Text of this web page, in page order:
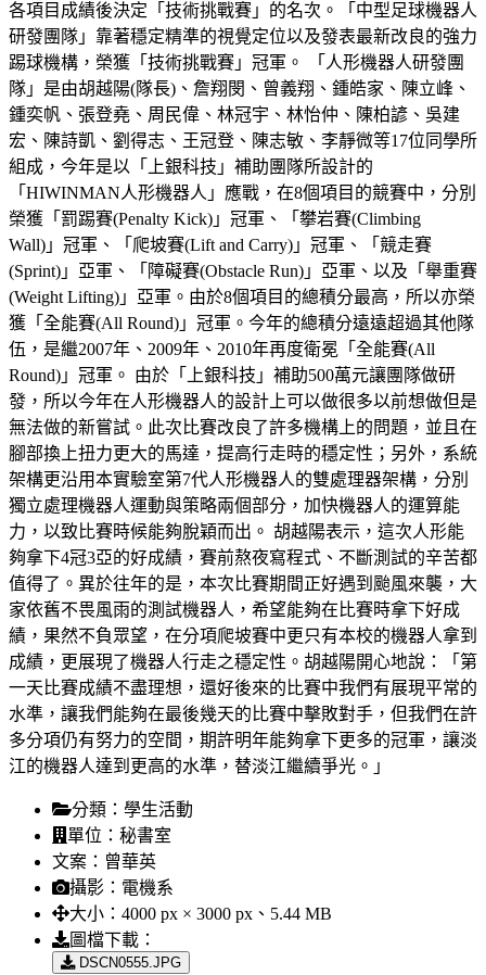
各項目成績後決定「技術挑戰賽」的名次。「中型足球機器人
研發團隊」靠著穩定精準的視覺定位以及發表最新改良的強力
踢球機構，榮獲「技術挑戰賽」冠軍。 「人形機器人研發團
隊」是由胡越陽(隊長)、詹翔閔、曾義翔、鍾皓家、陳立峰、
鍾奕帆、張登堯、周民偉、林冠宇、林怡仲、陳柏諺、吳建
宏、陳詩凱、劉得志、王冠登、陳志敏、李靜微等17位同學所
組成，今年是以「上銀科技」補助團隊所設計的
「HIWINMAN人形機器人」應戰，在8個項目的競賽中，分別
榮獲「罰踢賽(Penalty Kick)」冠軍、「攀岩賽(Climbing
Wall)」冠軍、「爬坡賽(Lift and Carry)」冠軍、「競走賽
(Sprint)」亞軍、「障礙賽(Obstacle Run)」亞軍、以及「舉重賽
(Weight Lifting)」亞軍。由於8個項目的總積分最高，所以亦榮
獲「全能賽(All Round)」冠軍。今年的總積分遠遠超過其他隊
伍，是繼2007年、2009年、2010年再度衛冕「全能賽(All
Round)」冠軍。 由於「上銀科技」補助500萬元讓團隊做研
發，所以今年在人形機器人的設計上可以做很多以前想做但是
無法做的新嘗試。此次比賽改良了許多機構上的問題，並且在
腳部換上扭力更大的馬達，提高行走時的穩定性；另外，系統
架構更沿用本實驗室第7代人形機器人的雙處理器架構，分別
獨立處理機器人運動與策略兩個部分，加快機器人的運算能
力，以致比賽時候能夠脫穎而出。 胡越陽表示，這次人形能
夠拿下4冠3亞的好成績，賽前熬夜寫程式、不斷測試的辛苦都
值得了。異於往年的是，本次比賽期間正好遇到颱風來襲，大
家依舊不畏風雨的測試機器人，希望能夠在比賽時拿下好成
績，果然不負眾望，在分項爬坡賽中更只有本校的機器人拿到
成績，更展現了機器人行走之穩定性。胡越陽開心地說：「第
一天比賽成績不盡理想，還好後來的比賽中我們有展現平常的
水準，讓我們能夠在最後幾天的比賽中擊敗對手，但我們在許
多分項仍有努力的空間，期許明年能夠拿下更多的冠軍，讓淡
江的機器人達到更高的水準，替淡江繼續爭光。」
分類： 學生活動
單位： 秘書室
文案： 曾華英
攝影： 電機系
大小： 4000 px × 3000 px、5.44 MB
圖檔下載：
DSCN0555.JPG